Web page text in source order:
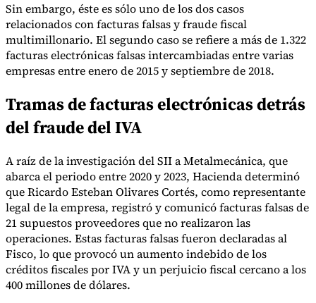
Herramientas
Calculadora de VAT Calculadora de GSTCalculadora del impuesto
sobre las ventasVerificador de número de VATRastreador de
mandatos de facturación electrónica
Expertos
Nuestros autoresConviértase en colaborador
Sin embargo, éste es sólo uno de los dos casos
relacionados con facturas falsas y fraude fiscal
multimillonario. El segundo caso se refiere a más de 1.322
facturas electrónicas falsas intercambiadas entre varias
empresas entre enero de 2015 y septiembre de 2018.
Tramas de facturas electrónicas detrás
del fraude del IVA
A raíz de la investigación del SII a Metalmecánica, que
abarca el periodo entre 2020 y 2023, Hacienda determinó
que Ricardo Esteban Olivares Cortés, como representante
legal de la empresa, registró y comunicó facturas falsas de
21 supuestos proveedores que no realizaron las
operaciones. Estas facturas falsas fueron declaradas al
Fisco, lo que provocó un aumento indebido de los
créditos fiscales por IVA y un perjuicio fiscal cercano a los
400 millones de dólares.